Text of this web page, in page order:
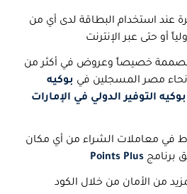
عند استخدام البطاقة لدى أي من
أو حتى عبر الإنترنت
خصيصاً وعروض في أكثر من
بوكيه
بوكيه التوفير الدولي في الإمارات
في معاملات الشراء من أي مكان
برنامجPoints Plus
من الأمان من خلال الكود